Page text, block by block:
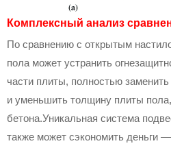
Комплексный анализ
По сравнению с открытым
пола может устранить
части плиты, полностью
и уменьшить толщину плиты
бетона.Уникальная система
также может сэкономить деньги